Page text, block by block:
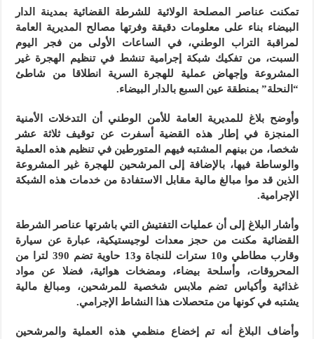
تمكنت عناصر المصلحة الولائية للشرطة القضائية بمدينة الدار
البيضاء بناء على معلومات دقيقة وفرتها مصالح المديرية العامة
لمراقبة التراب الوطني، في الساعات الأولى من فجر اليوم
السبت، من تفكيك شبكة إجرامية تنشط في تنظيم الهجرة غير
المشروعة وإجهاض عملية للهجرة السرية انطلاقا من شاطئ
“النحلة” بمنطقة عين السبع بالدار البيضاء.
وأوضح بلاغ للمديرية العامة للأمن الوطني أن التدخلات الأمنية
المنجزة في إطار هذه القضية أسفرت عن توقيف ثلاثة عشر
شخصا، من بينهم المشتبه فيهم المتورطين في تنظيم هذه العملية
والوساطة فيها، بالإضافة إلى المرشحين للهجرة غير المشروعة
الذين قد موا مبالغ مالية مقابل الاستفادة من خدمات هذه الشبكة
الإجرامية.
وأشار البلاغ إلى أن عمليات التفتيش التي باشرتها عناصر الشرطة
القضائية مكنت من حجز معدات لوجيستيكية، عبارة عن سيارة
وقارب مطاطي و10 سترات للنجاة و13 حاوية تضم 390 لترا من
المحروقات، وأسلحة بيضاء، ومضخات هوائية، فضلا عن مواد
غذائية وأكياس تضم ملابس شخصية للمرشحين، ومبالغ مالية
يشتبه في كونها من متحصلات هذا النشاط الإجرامي.
وأضاف البلاغ أنه تم إخضاع منظمي هذه العملية والمرشحين